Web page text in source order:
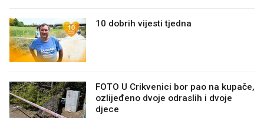
10 dobrih vijesti tjedna
FOTO U Crikvenici bor pao na kupače,
ozlijeđeno dvoje odraslih i dvoje
djece